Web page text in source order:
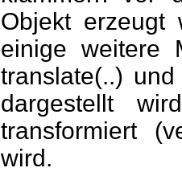
Objekt erzeugt
einige weitere
translate(..)
dargestellt
transformiert
wird.